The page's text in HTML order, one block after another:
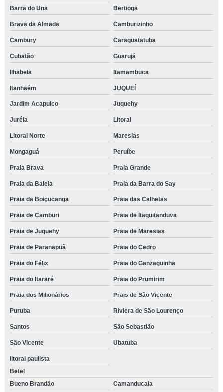
Barra do Una
Bertioga
Brava da Almada Camburizinho
Cambury Caraguatatuba
Cubatão Guarujá
Ilhabela Itamambuca
Itanhaém JUQUEÍ
Jardim Acapulco Juquehy
Juréia Litoral
Litoral Norte Maresias
Mongaguá Peruíbe
Praia Brava Praia Grande
Praia da Baleia Praia da Barra do Say
Praia da Boiçucanga Praia das Calhetas
Praia de Camburi Praia de Itaquitanduva
Praia de Juquehy Praia de Maresias
Praia de Paranapuã Praia do Cedro
Praia do Félix Praia do Ganzaguinha
Praia do Itararé Praia do Prumirim
Praia dos Milionários Prais de São Vicente
Puruba Riviera de São Lourenço
Santos São Sebastião
São Vicente Ubatuba
litoral paulista
Betel
Bueno Brandão
Camanducaia